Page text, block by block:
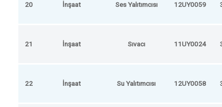
20 İnşaat Ses Yalıtımcısı 12UY0059
21 İnşaat Sıvacı 11UY0024
22 İnşaat Su Yalıtımcısı 12UY0058